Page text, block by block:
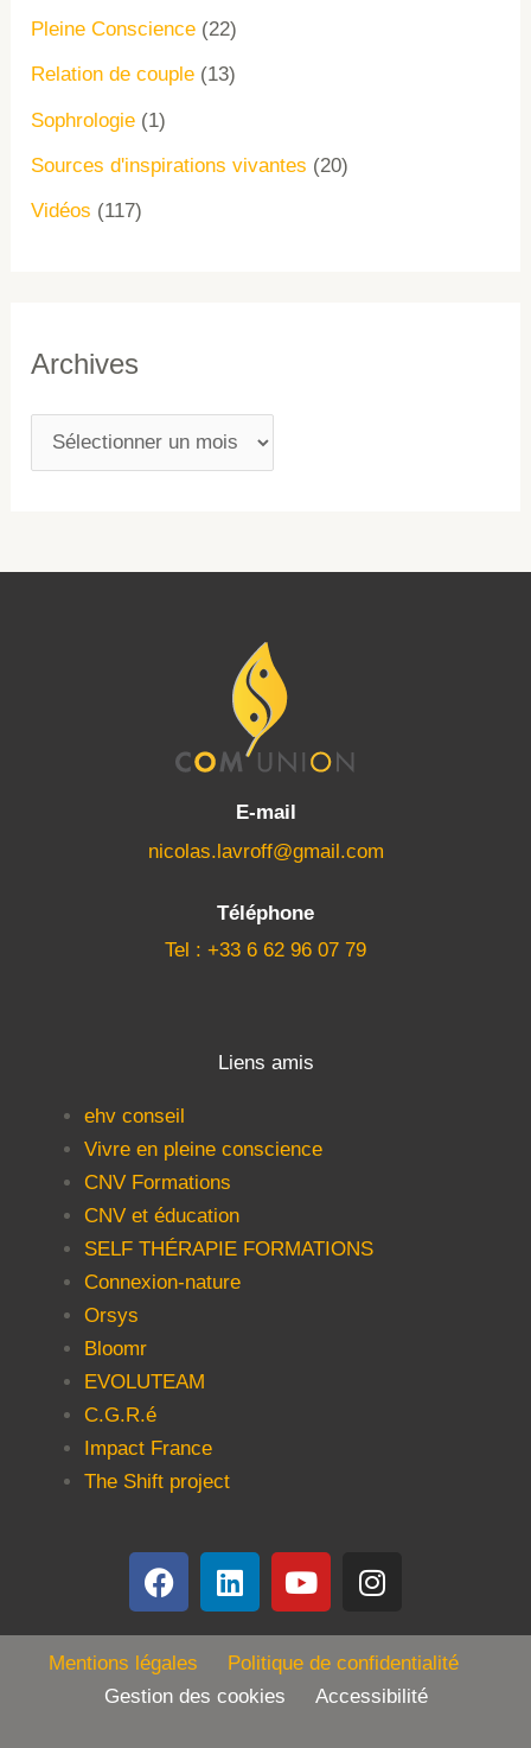
Pleine Conscience (22)
Relation de couple (13)
Sophrologie (1)
Sources d'inspirations vivantes (20)
Vidéos (117)
Archives
E-mail
nicolas.lavroff@gmail.com
Téléphone
Tel : +33 6 62 96 07 79
Liens amis
ehv conseil
Vivre en pleine conscience
CNV Formations
CNV et éducation
SELF THÉRAPIE FORMATIONS
Connexion-nature
Orsys
Bloomr
EVOLUTEAM
C.G.R.é
Impact France
The Shift project
Mentions légales
Politique de confidentialité
Gestion des cookies Accessibilité